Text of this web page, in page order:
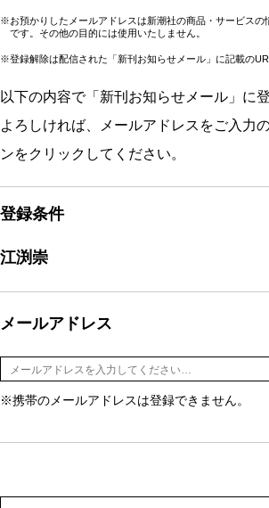
※お預かりしたメールアドレスは新潮社の商品・サービスの
です。その他の目的には使用いたしません。
※登録解除は配信された「新刊お知らせメール」に記載の
以下の内容で「新刊お知らせメール」に
よろしければ、メールアドレスをご入力
ンをクリックしてください。
登録条件
江渕崇
メールアドレス
※携帯のメールアドレスは登録できません。